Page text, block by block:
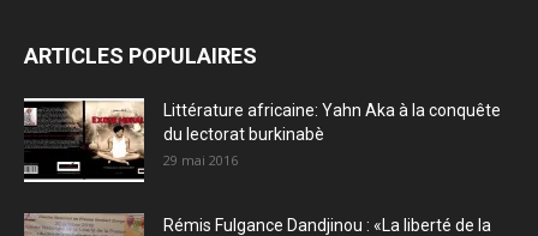
ARTICLES POPULAIRES
Littérature africaine: Yahn Aka à la conquête
du lectorat burkinabè
29 mai 2016
Rémis Fulgance Dandjinou : «La liberté de la